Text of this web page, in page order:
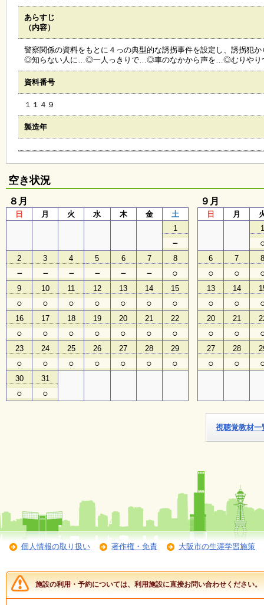
覧
・
ャ
リ
オ
ン
ラ
イ
ジ
ン
い
ち
ょ
う
並
木
子
ど
も
向
マ
ガ
あらすじ
（内容）
警察関係の資料をもとに４っの典型的な誘拐事件を設定し、誘拐犯
◎知らない人に…◎一人っきりで…◎車のなかから声を…◎むりやり
資料番号
１１４９
製造年
空き状況
８月
日 月 火 水 木 金
土
1
－
2
－
3
－
4
－
5
－
6
－
7
－
8
○
9
○
10
○
11
○
12
○
13
○
14
○
15
○
16
○
17
○
18
○
19
○
20
○
21
○
22
○
23
○
24
○
25
○
26
○
27
○
28
○
29
○
30
○
31
○
９月
日 月
6
○
7
○
13
○
14
○
20
○
21
○
27
○
28
○
視聴覚教材一
個人情報の取り扱い 著作権・免責 大阪市の生涯学習施策
施設の利用・予約については、利用施設に直接お問い合わせください。